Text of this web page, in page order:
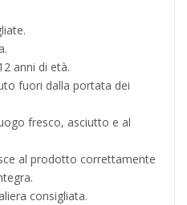
anni di età.
fuori dalla portata dei
fresco, asciutto e al
al prodotto correttamente
consigliata.